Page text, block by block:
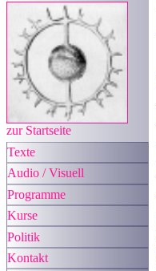
zur Startseite
Texte
Audio / Visuell
Programme
Kurse
Politik
Kontakt